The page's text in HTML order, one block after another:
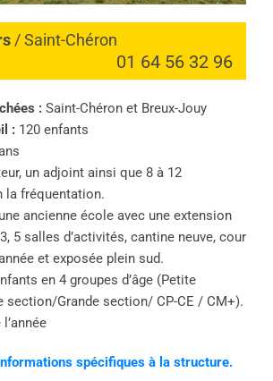
/ Saint-Chéron
01 64 56 32 96
:Saint-Chéron et Breux-Jouy
:120 enfants
un adjoint ainsi que 8 à 12
la fréquentation.
ancienne école avec une extension
5 salles d’activités, cantine neuve, cour
et exposée plein sud.
en 4 groupes d’âge (Petite
section/Grande section/ CP-CE / CM+).
spécifiques à la structure.